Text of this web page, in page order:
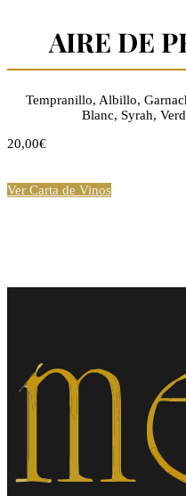
AIRE DE
Tempranillo, Albillo,
Blanc, Syrah,
20,00€
Ver Carta de Vinos